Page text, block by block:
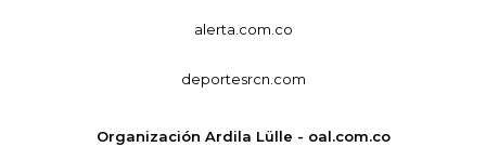
alerta.com.co
deportesrcn.com
Organización Ardila Lülle - oal.com.co